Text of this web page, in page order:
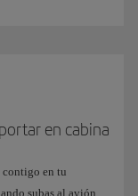
en cabina
contigo en tu
subas al avión,